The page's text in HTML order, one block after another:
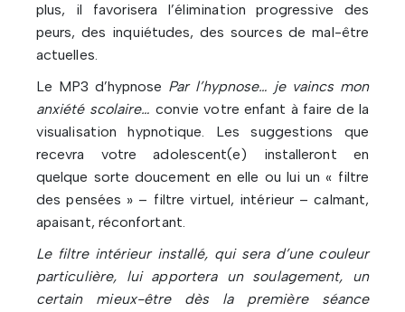
plus, il favorisera l’élimination progressive des
peurs, des inquiétudes, des sources de mal-être
actuelles.
Le MP3 d’hypnose Par l’hypnose… je vaincs mon
anxiété scolaire… convie votre enfant à faire de la
visualisation hypnotique. Les suggestions que
recevra votre adolescent(e) installeront en
quelque sorte doucement en elle ou lui un « filtre
des pensées » – filtre virtuel, intérieur – calmant,
apaisant, réconfortant.
Le filtre intérieur installé, qui sera d’une couleur
particulière, lui apportera un soulagement, un
certain mieux-être dès la première séance